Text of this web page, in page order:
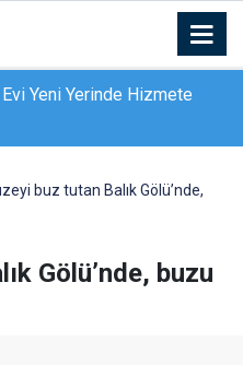
Yeni Yerinde Hizmete
alevlere teslim oldu:
merdivenle kurtardı
buz tutan Balık Gölü’nde,
Gölü’nde, buzu